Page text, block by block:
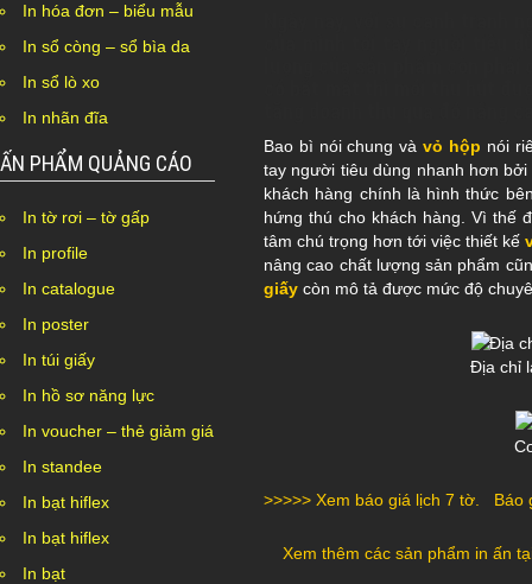
Bao bì nói chung vàvỏ hộp nói
tay người tiêu dùng nhanh hơn
khách hàng chính là hình thức
hứng thú cho khách hàng. Vì thế
tâm chú trọng hơn tới việc thiết kế
nâng cao chất lượng sản phẩm
giấy còn mô tả được mức độ
Địa chỉ
>>>>> Xem báo giá lịch 7 tờ Báo
Xem thêm các sản phẩm in ấn
In hóa đơn – biểu mẫu
In sổ còng – sổ bìa da
In sổ lò xo
In nhãn đĩa
ẤN PHẨM QUẢNG CÁO
In tờ rơi – tờ gấp
In profile
In catalogue
In poster
In túi giấy
In hồ sơ năng lực
In voucher – thẻ giảm giá
In standee
In bạt hiflex
In bạt hiflex
In bạt